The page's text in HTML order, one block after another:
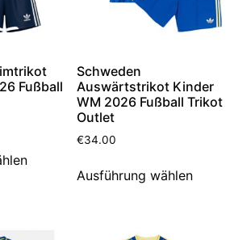
Fußball
Schweden
Auswärtstrikot Kinder
WM 2026 Fußball Trikot
Outlet
€34.00
Ausführung wählen